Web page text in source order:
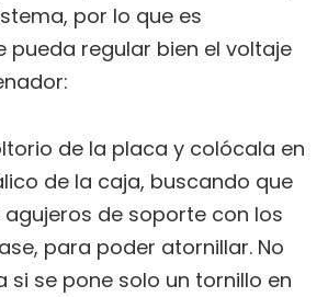
por lo que es
pueda regular bien el voltaje
de la placa y colócala en
de la caja, buscando que
de soporte con los
para poder atornillar. No
si se pone solo un tornillo en